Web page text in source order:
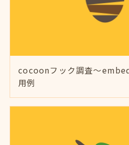
cocoonフック調査～
用例